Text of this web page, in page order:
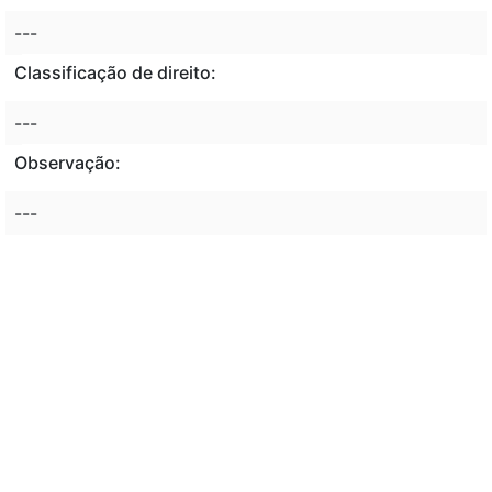
---
Classificação de direito:
---
Observação:
---